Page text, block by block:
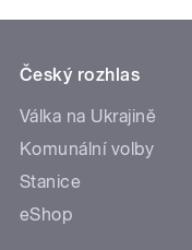
Český rozhlas
Válka na Ukrajině
Komunální volby
Stanice
eShop